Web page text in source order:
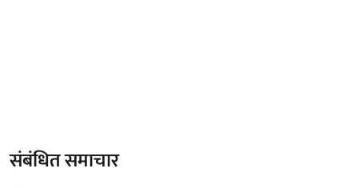
संबंधित समाचार